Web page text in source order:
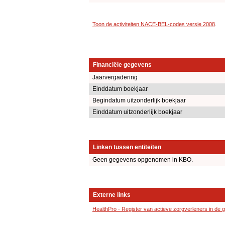
Toon de activiteiten NACE-BEL-codes versie 2008
Financiële gegevens
Jaarvergadering
Einddatum boekjaar
Begindatum uitzonderlijk boekjaar
Einddatum uitzonderlijk boekjaar
Linken tussen entiteiten
Geen gegevens opgenomen in KBO.
Externe links
HealthPro - Register van actieve zorgverleners in de